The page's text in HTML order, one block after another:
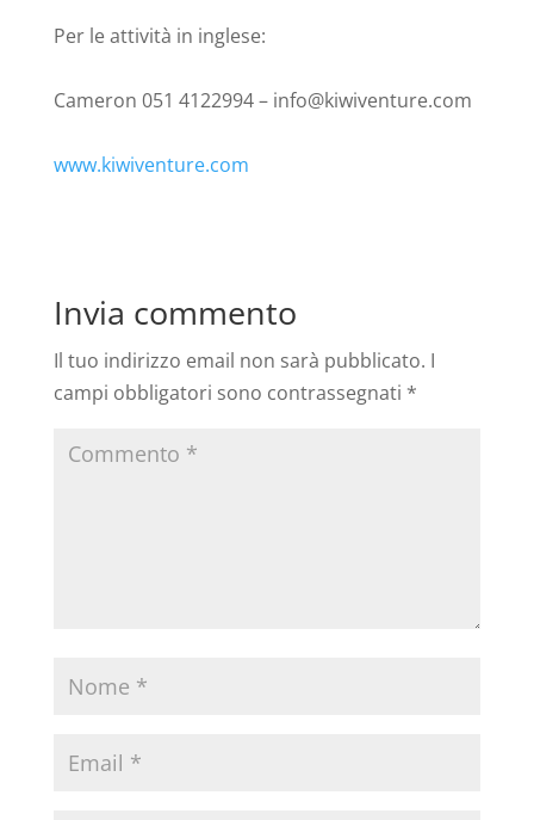
Per le attività in inglese:
Cameron 051 4122994 – info@kiwiventure.com
www.kiwiventure.com
Invia commento
Il tuo indirizzo email non sarà pubblicato. I
campi obbligatori sono contrassegnati *